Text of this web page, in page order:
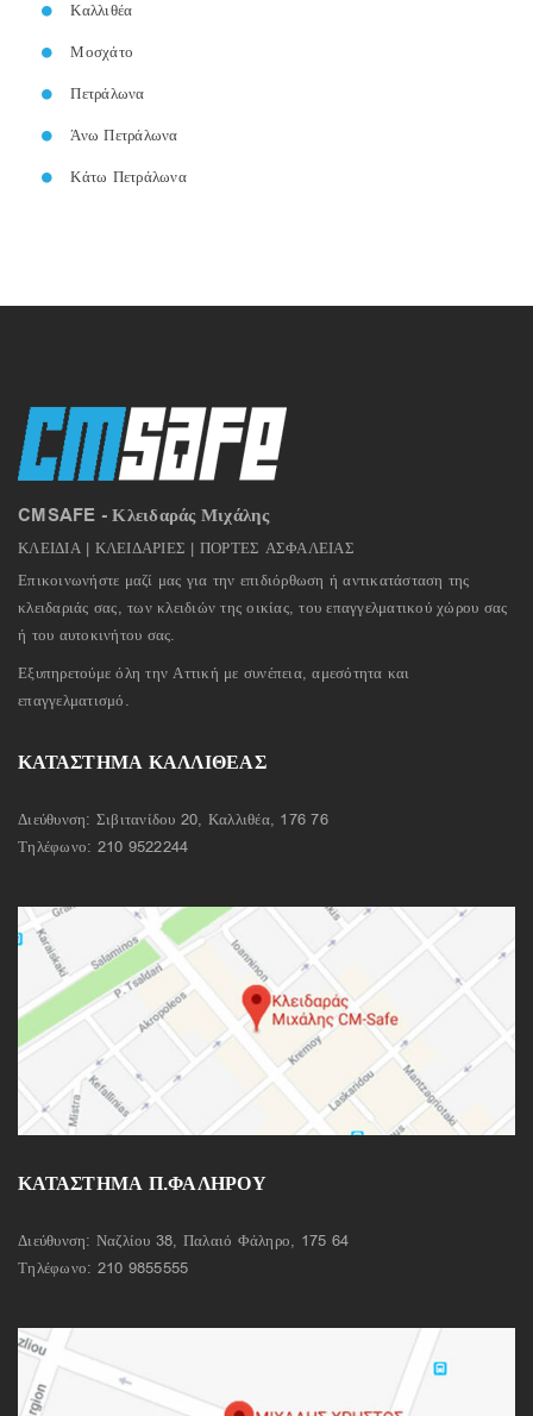
Καλλιθέα
Μοσχάτο
Πετράλωνα
Άνω Πετράλωνα
Κάτω Πετράλωνα
CMSAFE - Κλειδαράς Μιχάλης
ΚΛΕΙΔΙΑ | ΚΛΕΙΔΑΡΙΕΣ | ΠΟΡΤΕΣ ΑΣΦΑΛΕΙΑΣ
Επικοινωνήστε μαζί μας για την επιδιόρθωση ή αντικατάσταση της
κλειδαριάς σας, των κλειδιών της οικίας, του επαγγελματικού χώρου σας
ή του αυτοκινήτου σας.
Εξυπηρετούμε όλη την Αττική με συνέπεια, αμεσότητα και
επαγγελματισμό.
ΚΑΤΑΣΤΗΜΑ ΚΑΛΛΙΘΕΑΣ
Διεύθυνση: Σιβιτανίδου 20, Καλλιθέα, 176 76
Τηλέφωνο: 210 9522244
ΚΑΤΑΣΤΗΜΑ Π.ΦΑΛΗΡΟΥ
Διεύθυνση: Ναζλίου 38, Παλαιό Φάληρο, 175 64
Τηλέφωνο: 210 9855555